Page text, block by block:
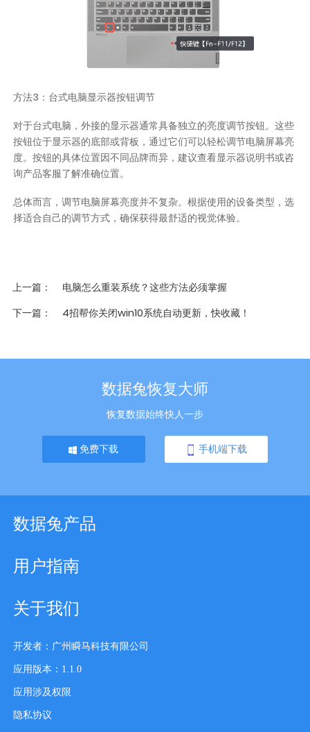
方法3：台式电脑显示器按钮调节
对于台式电脑，外接的显示器通常具备独立的亮度调节按钮。这些
按钮位于显示器的底部或背板，通过它们可以轻松调节电脑屏幕亮
度。按钮的具体位置因不同品牌而异，建议查看显示器说明书或咨
询产品客服了解准确位置。
总体而言，调节电脑屏幕亮度并不复杂。根据使用的设备类型，选
择适合自己的调节方式，确保获得最舒适的视觉体验。
上一篇
电脑怎么重装系统？这些方法必须掌握
下一篇
4招帮你关闭win10系统自动更新，快收藏！
数据兔恢复大师
恢复数据始终快人一步
免费下载 手机端下载
数据兔产品
用户指南
关于我们
开发者：广州瞬马科技有限公司
应用版本：1.1.0
应用涉及权限
隐私协议